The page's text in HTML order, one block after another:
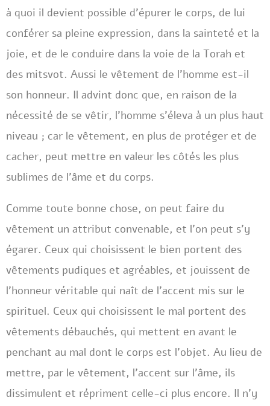
à quoi il devient possible d’épurer le corps, de lui
conférer sa pleine expression, dans la sainteté et la
joie, et de le conduire dans la voie de la Torah et
des mitsvot. Aussi le vêtement de l’homme est-il
son honneur. Il advint donc que, en raison de la
nécessité de se vêtir, l’homme s’éleva à un plus haut
niveau ; car le vêtement, en plus de protéger et de
cacher, peut mettre en valeur les côtés les plus
sublimes de l’âme et du corps.
Comme toute bonne chose, on peut faire du
vêtement un attribut convenable, et l’on peut s’y
égarer. Ceux qui choisissent le bien portent des
vêtements pudiques et agréables, et jouissent de
l’honneur véritable qui naît de l’accent mis sur le
spirituel. Ceux qui choisissent le mal portent des
vêtements débauchés, qui mettent en avant le
penchant au mal dont le corps est l’objet. Au lieu de
mettre, par le vêtement, l’accent sur l’âme, ils
dissimulent et répriment celle-ci plus encore. Il n’y